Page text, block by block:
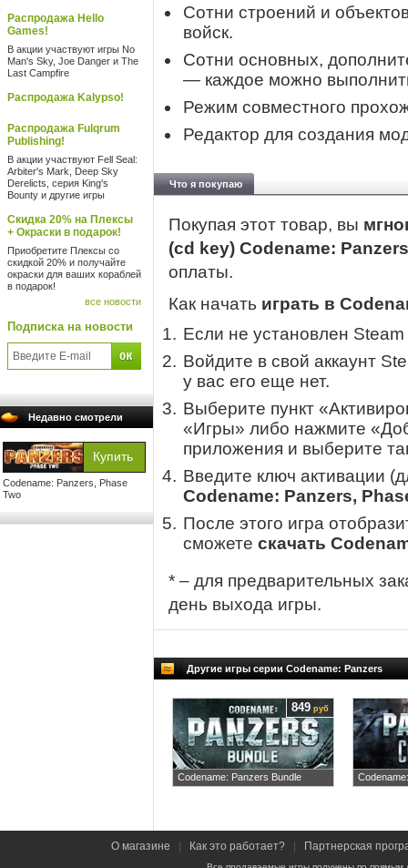
Распродажа Hello
Games!
В акции участвуют игры No
Man's Sky, Joe Danger и The
Last Campfire
Распродажа Kalypso!
Распродажа Fulqrum
Publishing!
В акции участвуют Fell Seal:
Arbiter's Mark, Deep Sky
Derelicts, серия King's
Bounty и другие игры
Скидка 20% на Плексы
+ Окраски в подарок!
Приобретите Плексы со
скидкой 20% и получайте
окраски для ваших кораблей
в подарок!
все новости
Подписка на новости
Недавно смотрели
Codename: Panzers, Phase
Two
Сотни строений и
войск.
Сотни основных,
— каждое можно
Режим совместного
Редактор для создания
Что я покупаю
Покупая этот товар, вы
(cd key) Codename:
оплаты.
Как начать играть в
Если не установлен
Войдите в свой аккаунт
у вас его еще нет.
Выберите пункт
«Игры» либо нажмите
приложения и выберите
Введите ключ активации
Codename: Panzers,
После этого игра
сможете скачать
* – для предварительных
день выхода игры.
Другие игры серии Codename: Panzers
Codename: Panzers Bundle
849 руб
О магазине Как это работает? Партнерская